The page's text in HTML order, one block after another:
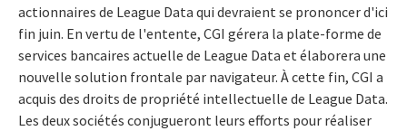
actionnaires de League Data qui devraient se prononcer d'ici
fin juin. En vertu de l'entente, CGI gérera la plate-forme de
services bancaires actuelle de League Data et élaborera une
nouvelle solution frontale par navigateur. À cette fin, CGI a
acquis des droits de propriété intellectuelle de League Data.
Les deux sociétés conjugueront leurs efforts pour réaliser